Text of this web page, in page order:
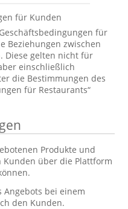
für Kunden
für
Beziehungen zwischen
Diese gelten nicht für
einschließlich
die Bestimmungen des
für Restaurants“
Produkte und
über die Plattform
Angebots bei einem
den Kunden.